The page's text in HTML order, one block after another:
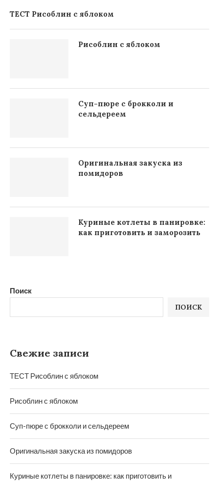
Поиск
ПОИСК
Свежие записи
ТЕСТ Рисоблин с яблоком
Рисоблин с яблоком
Суп-пюре с брокколи и сельдереем
Оригинальная закуска из помидоров
Куриные котлеты в панировке: как приготовить и
ТЕСТ Рисоблин с яблоком
Рисоблин с яблоком
Суп-пюре с брокколи и
сельдереем
Оригинальная закуска из
помидоров
Куриные котлеты в панировке:
как приготовить и заморозить